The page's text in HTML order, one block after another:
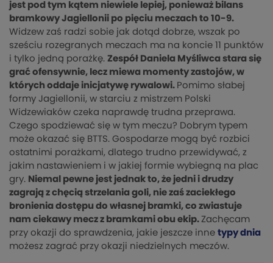
jest pod tym kątem niewiele lepiej, ponieważ bilans
bramkowy Jagiellonii po pięciu meczach to 10-9.
Widzew zaś radzi sobie jak dotąd dobrze, wszak po
sześciu rozegranych meczach ma na koncie 11 punktów
i tylko jedną porażkę. Zespół Daniela Myśliwca stara się
grać ofensywnie, lecz miewa momenty zastojów, w
których oddaje inicjatywę rywalowi. Pomimo słabej
formy Jagiellonii, w starciu z mistrzem Polski
Widzewiaków czeka naprawdę trudna przeprawa.
Czego spodziewać się w tym meczu? Dobrym typem
może okazać się BTTS. Gospodarze mogą być rozbici
ostatnimi porażkami, dlatego trudno przewidywać, z
jakim nastawieniem i w jakiej formie wybiegną na plac
gry. Niemal pewne jest jednak to, że jedni i drudzy
zagrają z chęcią strzelania goli, nie zaś zaciekłego
bronienia dostępu do własnej bramki, co zwiastuje
nam ciekawy mecz z bramkami obu ekip. Zachęcam
przy okazji do sprawdzenia, jakie jeszcze inne typy dnia
możesz zagrać przy okazji niedzielnych meczów.